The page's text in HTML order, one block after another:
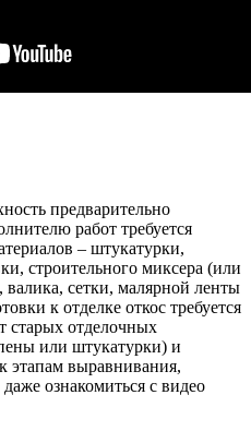
предварительно
работ требуется
– штукатурки,
строительного миксера (или
сетки, малярной ленты
к отделке откос требуется
старых отделочных
или штукатурки) и
этапам выравнивания,
ознакомиться с видео